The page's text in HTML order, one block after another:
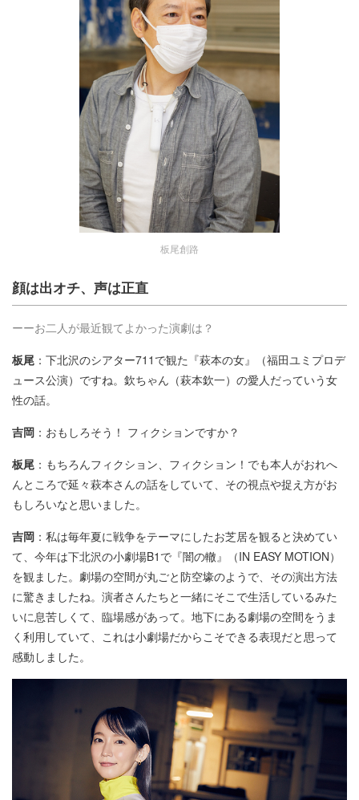
板尾創路
顔は出オチ、声は正直
ーーお二人が最近観てよかった演劇は？
板尾 ：下北沢のシアター711で観た『萩本の女』（福田ユミプロデ
ュース公演）ですね。欽ちゃん（萩本欽一）の愛人だっていう女
性の話。
吉岡 ：おもしろそう！ フィクションですか？
板尾 ：もちろんフィクション、フィクション！でも本人がおれへ
んところで延々萩本さんの話をしていて、その視点や捉え方がお
もしろいなと思いました。
吉岡 ：私は毎年夏に戦争をテーマにしたお芝居を観ると決めてい
て、今年は下北沢の小劇場B1で『闇の轍』（IN EASY MOTION）
を観ました。劇場の空間が丸ごと防空壕のようで、その演出方法
に驚きましたね。演者さんたちと一緒にそこで生活しているみた
いに息苦しくて、臨場感があって。地下にある劇場の空間をうま
く利用していて、これは小劇場だからこそできる表現だと思って
感動しました。